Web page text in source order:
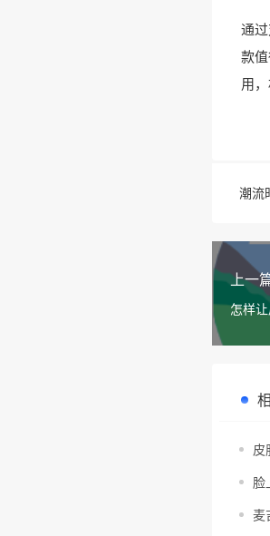
通
款
用
潮流
上一
怎样
皮
脸
麦